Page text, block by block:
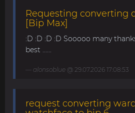
Requesting converting
[Bip Max]
:D :D :D :D Sooooo many
best ......
alonsoblue @ 29.07.2026 17:08:53
request converting